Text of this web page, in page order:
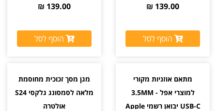
139.00 ₪
הוסף לסל
139.00 ₪
הוסף לסל
מתאם אוזניות מקורי
למוצרי אפל 3.5MM -
USB-C יבואן רשמי Apple
מגן מסך זכוכית מחוסמת
מלאה לסמסונג גלקסי S24
אולטרה